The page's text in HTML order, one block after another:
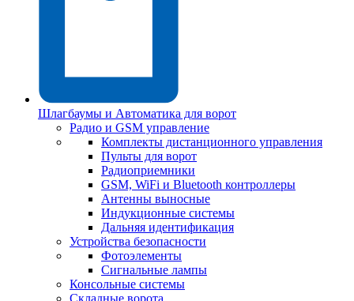
Шлагбаумы и Автоматика для ворот
Радио и GSM управление
Комплекты дистанционного управления
Пульты для ворот
Радиоприемники
GSM, WiFi и Bluetooth контроллеры
Антенны выносные
Индукционные системы
Дальняя идентификация
Устройства безопасности
Фотоэлементы
Сигнальные лампы
Консольные системы
Складные ворота